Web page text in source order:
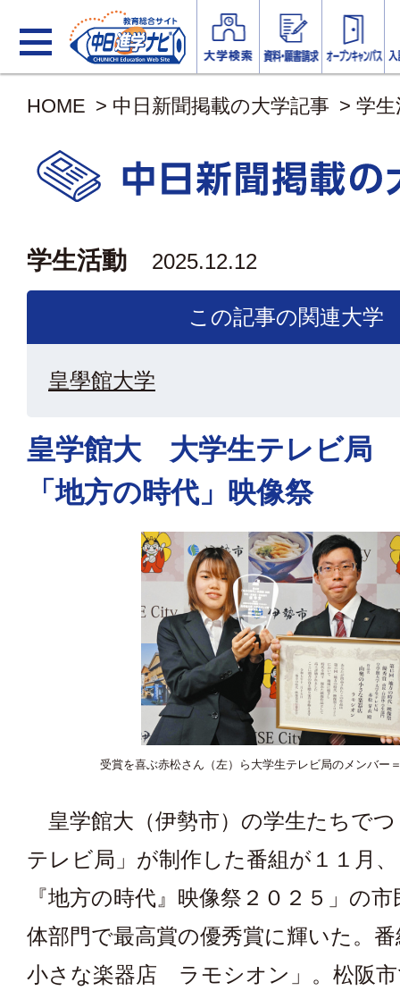
HOME > 中日新聞掲載の大学記事 > 学
学生活動 2025.12.12
この記事の関連大学
皇學館大学
皇学館大 大学生テレビ
「地方の時代」映像祭
受賞を喜ぶ赤松さん（左）ら大学生テレビ局のメンバー
皇学館大（伊勢市）の学生たちで
テレビ局」が制作した番組が１１月
『地方の時代』映像祭２０２５」の
体部門で最高賞の優秀賞に輝いた。
小さな楽器店 ラモシオン」。松阪